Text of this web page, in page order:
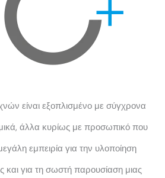
είναι εξοπλισμένο με σύγχρονα
άλλα κυρίως με προσωπικό που
εμπειρία για την υλοποίηση
και για τη σωστή παρουσίαση μιας